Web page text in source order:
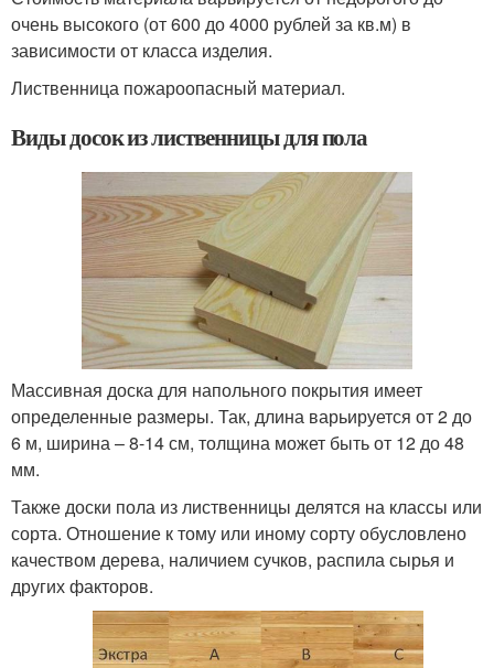
очень высокого (от 600 до 4000 рублей за кв.м) в
зависимости от класса изделия.
Лиственница пожароопасный материал.
Виды досок из лиственницы для пола
Массивная доска для напольного покрытия имеет
определенные размеры. Так, длина варьируется от 2 до
6 м, ширина – 8-14 см, толщина может быть от 12 до 48
мм.
Также доски пола из лиственницы делятся на классы или
сорта. Отношение к тому или иному сорту обусловлено
качеством дерева, наличием сучков, распила сырья и
других факторов.